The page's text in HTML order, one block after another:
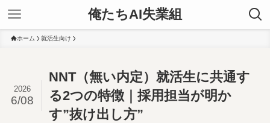
俺たちAI失業組
ホーム 就活生向け
NNT（無い内定）就活生に共通す
る2つの特徴｜採用担当が明か
す”抜け出し方”
2026
6/08